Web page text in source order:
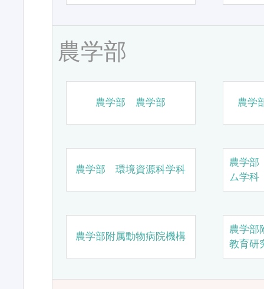
農学部
農学部 農学部 農学
農学部 環境資源科学科
農学
ム学科
農学部附属動物病院機構
農学部
教育研